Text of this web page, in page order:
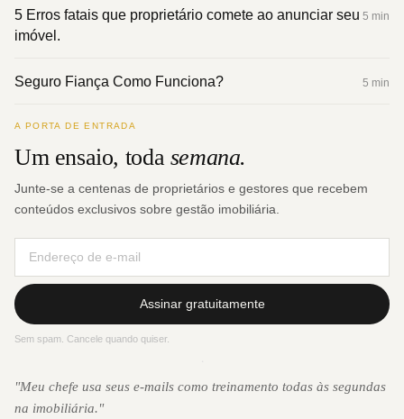
5 Erros fatais que proprietário comete ao anunciar seu
imóvel.
5 min
Seguro Fiança Como Funciona? 5 min
A PORTA DE ENTRADA
Um ensaio, toda semana.
Junte-se a centenas de proprietários e gestores que recebem
conteúdos exclusivos sobre gestão imobiliária.
Assinar gratuitamente
Sem spam. Cancele quando quiser.
"Meu chefe usa seus e-mails como treinamento todas às segundas
na imobiliária."